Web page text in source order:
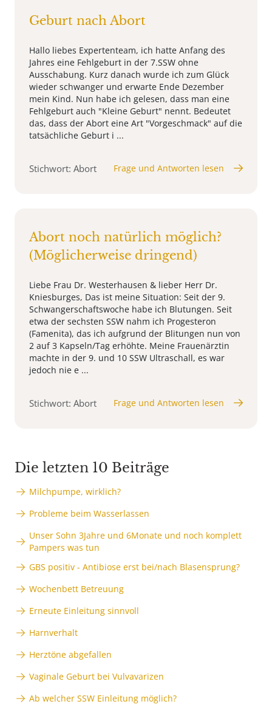
Geburt nach Abort
Hallo liebes Expertenteam, ich hatte Anfang des
Jahres eine Fehlgeburt in der 7.SSW ohne
Ausschabung. Kurz danach wurde ich zum Glück
wieder schwanger und erwarte Ende Dezember
mein Kind. Nun habe ich gelesen, dass man eine
Fehlgeburt auch "Kleine Geburt" nennt. Bedeutet
das, dass der Abort eine Art "Vorgeschmack" auf die
tatsächliche Geburt i ...
Stichwort: Abort Frage und Antworten lesen
Abort noch natürlich möglich?
(Möglicherweise dringend)
Liebe Frau Dr. Westerhausen & lieber Herr Dr.
Kniesburges, Das ist meine Situation: Seit der 9.
Schwangerschaftswoche habe ich Blutungen. Seit
etwa der sechsten SSW nahm ich Progesteron
(Famenita), das ich aufgrund der Blitungen nun von
2 auf 3 Kapseln/Tag erhöhte. Meine Frauenärztin
machte in der 9. und 10 SSW Ultraschall, es war
jedoch nie e ...
Stichwort: Abort Frage und Antworten lesen
Die letzten 10 Beiträge
Milchpumpe, wirklich?
Probleme beim Wasserlassen
Unser Sohn 3Jahre und 6Monate und noch komplett
Pampers was tun
GBS positiv - Antibiose erst bei/nach Blasensprung?
Wochenbett Betreuung
Erneute Einleitung sinnvoll
Harnverhalt
Herztöne abgefallen
Vaginale Geburt bei Vulvavarizen
Ab welcher SSW Einleitung möglich?